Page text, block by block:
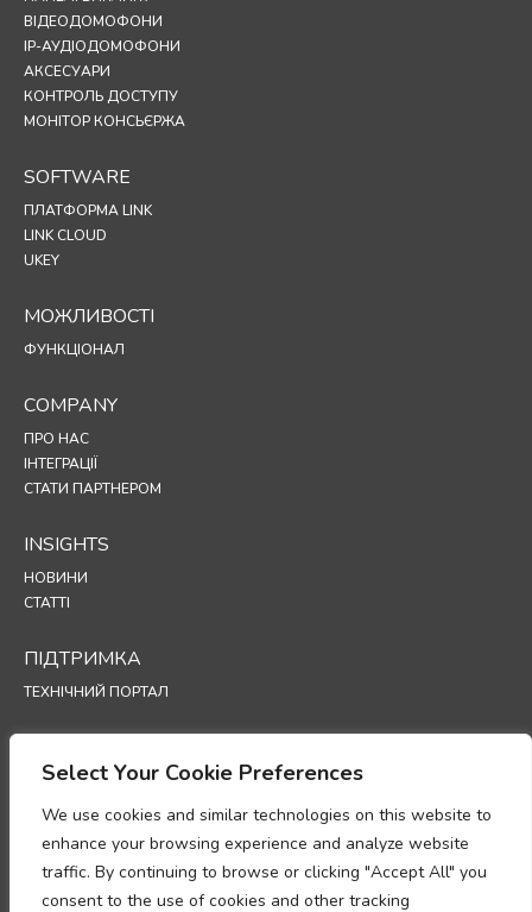
Select Your Cookie Preferences
We use cookies and similar technologies on this website to
enhance your browsing experience and analyze website
traffic. By continuing to browse or clicking "Accept All" you
consent to the use of cookies and other tracking
ВІДЕОДОМОФОНИ
IP-АУДІОДОМОФОНИ
АКСЕСУАРИ
КОНТРОЛЬ ДОСТУПУ
МОНІТОР КОНСЬЄРЖА
SOFTWARE
ПЛАТФОРМА LINK
LINK CLOUD
UKEY
МОЖЛИВОСТІ
ФУНКЦІОНАЛ
COMPANY
ПРО НАС
ІНТЕГРАЦІЇ
СТАТИ ПАРТНЕРОМ
INSIGHTS
НОВИНИ
СТАТТІ
ПІДТРИМКА
ТЕХНІЧНИЙ ПОРТАЛ
ПОЛІТИКА КОНФІДЕНЦІЙНОСТІ
ПОЛІТИКА ВИКОРИСТАННЯ ФАЙЛІВ COOKIE
ПЕРСОНАЛЬНИХ ДАНИХ
ДОДАТОК ЩОДО ОБРОБКИ ДАНИХ